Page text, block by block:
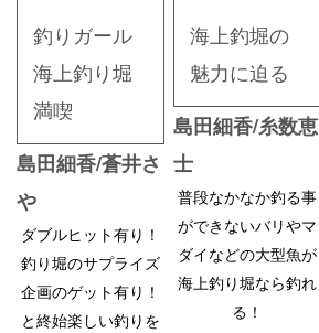
釣りガール
海上釣り堀
満喫
島田細香/蒼井さ
や
ダブルヒット有り！
釣り堀のサプライズ
企画のゲット有り！
と終始楽しい釣りを
海上釣堀の
魅力に迫る
島田細香/糸数恵
士
普段なかなか釣る事
ができないバリやマ
ダイなどの大型魚が
海上釣り堀なら釣れ
る！